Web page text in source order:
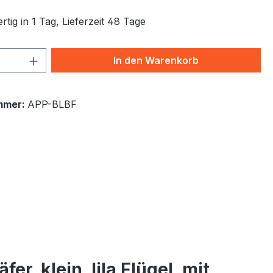
in 1 Tag, Lieferzeit 48 Tage
Anzahl: Gib den gewünschten Wert
In den Warenkorb
APP-BLBF